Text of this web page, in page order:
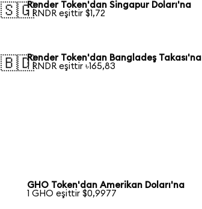
🇸🇬Render Token'dan Singapur Doları'na
1 RNDR eşittir $1,72
🇧🇩Render Token'dan Bangladeş Takası'na
1 RNDR eşittir ৳165,83
GHO Token'dan Amerikan Doları'na
1 GHO eşittir $0,9977